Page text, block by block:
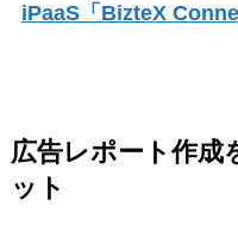
iPaaS「BizteX
広告レポート作成
ット